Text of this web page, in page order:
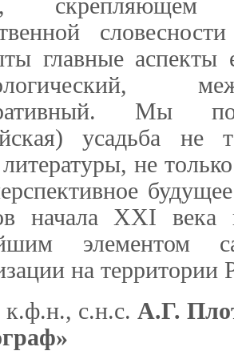
главные аспекты
Мы
усадьба не
не
начала XXI века
элементом
на территории
с.н.с. А.Г.